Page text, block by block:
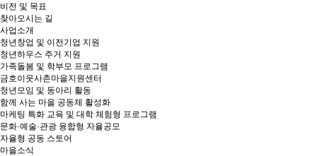
비전 및 목표
찾아오시는 길
사업소개
청년창업 및 이전기업 지원
청년하우스 주거 지원
가족돌봄 및 학부모 프로그램
금호이웃사촌마을지원센터
청년모임 및 동아리 활동
함께 사는 마을 공동체 활성화
마케팅 특화 교육 및 대학 체험형 프로그램
문화·예술·관광 융합형 자율공모
자율형 공동 스토어
마을소식